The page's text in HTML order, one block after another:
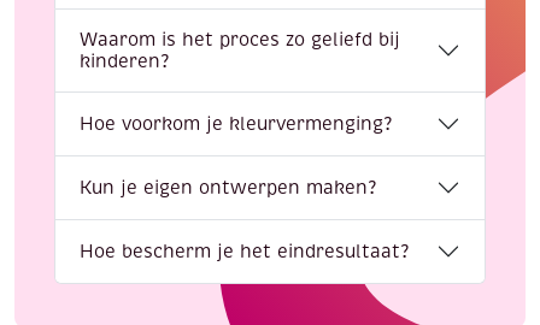
Waarom is het proces zo geliefd bij
kinderen?
Hoe voorkom je kleurvermenging?
Kun je eigen ontwerpen maken?
Hoe bescherm je het eindresultaat?